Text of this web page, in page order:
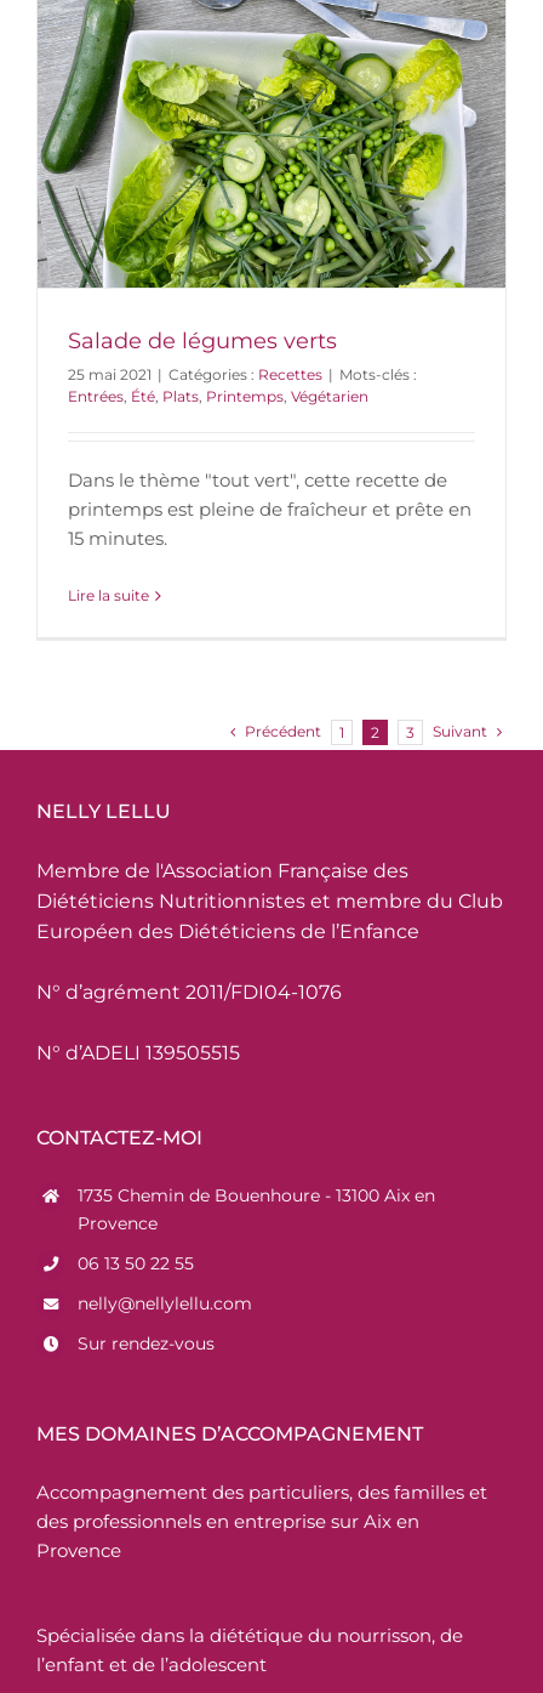
Salade de légumes verts
25 mai 2021 | Catégories : Recettes | Mots-clés :
Entrées, Été, Plats, Printemps, Végétarien
Dans le thème "tout vert", cette recette de
printemps est pleine de fraîcheur et prête en
15 minutes.
Lire la suite
Précédent 1 2 3 Suivant
NELLY LELLU
Membre de l'Association Française des
Diététiciens Nutritionnistes et membre du Club
Européen des Diététiciens de l’Enfance
N° d’agrément 2011/FDI04-1076
N° d’ADELI 139505515
CONTACTEZ-MOI
1735 Chemin de Bouenhoure - 13100 Aix en
Provence
06 13 50 22 55
nelly@nellylellu.com
Sur rendez-vous
MES DOMAINES D’ACCOMPAGNEMENT
Accompagnement des particuliers, des familles et
des professionnels en entreprise sur Aix en
Provence
Spécialisée dans la diététique du nourrisson, de
l’enfant et de l’adolescent